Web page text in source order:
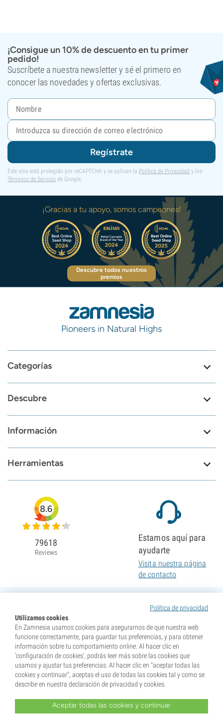
¡Consigue un 10% de descuento en tu primer
pedido!
Suscríbete a nuestra newsletter y sé el primero en
conocer las novedades y ofertas exclusivas.
Regístrate
Este sitio está protegido por reCAPTCHA y se aplican la Política de Privacidad y los
Términos de Servicio de Google.
¡Gracias a tu apoyo, somos campeones!
Descubre todos nuestros
premios
Pioneers in Natural Highs
Categorías
Descubre
Información
Herramientas
Política de privacidad
Utilizamos cookies
En Zamnesia usamos cookies para asegurarnos de que nuestra web
funcione correctamente, para guardar tus preferencias, y para obtener
información sobre tu comportamiento online. Al hacer clic en
'configuración de cookies', podrás leer más sobre las cookies que
usamos y ajustar tus preferencias. Al hacer clic en "aceptar todas las
cookies y continuar", aceptas el uso de todas las cookies tal y como se
describe en nuestra declaración de privacidad y cookies.
Aceptar todas las cookies y continuar
8.6
79618
Reviews
Estamos aquí para
ayudarte
Visita nuestra página
de contacto
* Nuestras semillas se venden como suvenires. La germinación de semillas es ilegal en muchos